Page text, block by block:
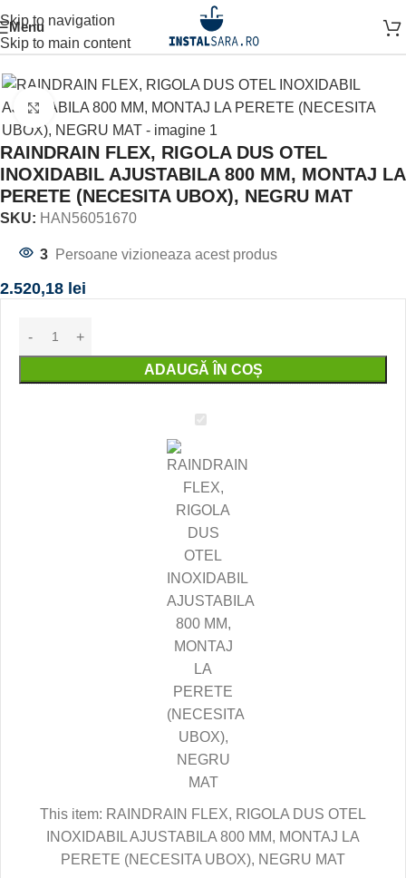
Skip to navigation
Skip to main content
MenuOBIECTE SANITARE SPATIUL DUSULUI RIGOLA DUS
Click to enlarge
RAINDRAIN FLEX, RIGOLA DUS OTEL
INOXIDABIL AJUSTABILA 800 MM, MONTAJ LA
PERETE (NECESITA UBOX), NEGRU MAT
SKU: HAN56051670
3 Persoane vizioneaza acest produs
2.520,18 lei
ADAUGĂ ÎN COȘ
RAINDRAIN
RIGOLA
DUS
OTEL
INOXIDABIL
AJUSTABILA
800
MM,
MONTAJ
LA
PERETE
(NECESITA
UBOX),
NEGRU
MAT
This item: RAINDRAIN FLEX, RIGOLA DUS OTEL
INOXIDABIL AJUSTABILA 800 MM, MONTAJ LA
PERETE (NECESITA UBOX), NEGRU MAT